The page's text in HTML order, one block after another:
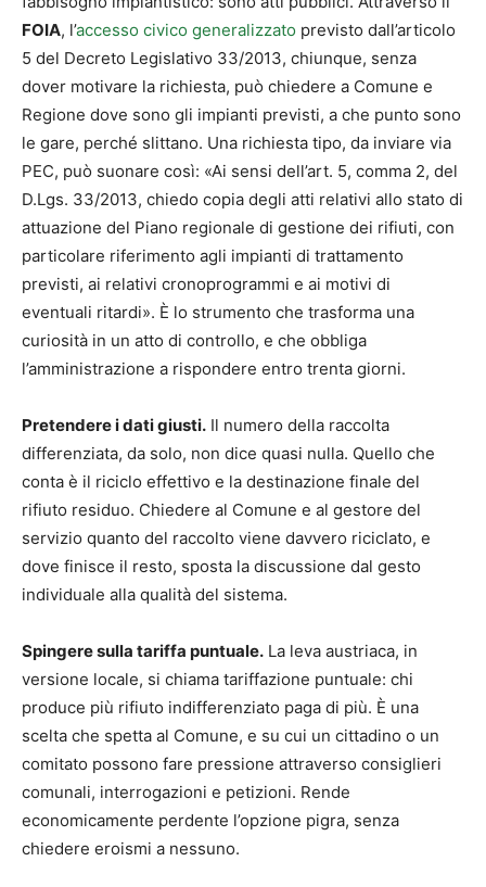
FOIA, l’accesso civico generalizzato previsto dall’articolo
5 del Decreto Legislativo 33/2013, chiunque, senza
dover motivare la richiesta, può chiedere a Comune e
Regione dove sono gli impianti previsti, a che punto sono
le gare, perché slittano. Una richiesta tipo, da inviare via
PEC, può suonare così: «Ai sensi dell’art. 5, comma 2, del
D.Lgs. 33/2013, chiedo copia degli atti relativi allo stato di
attuazione del Piano regionale di gestione dei rifiuti, con
particolare riferimento agli impianti di trattamento
previsti, ai relativi cronoprogrammi e ai motivi di
eventuali ritardi». È lo strumento che trasforma una
curiosità in un atto di controllo, e che obbliga
l’amministrazione a rispondere entro trenta giorni.
Pretendere i dati giusti. Il numero della raccolta
differenziata, da solo, non dice quasi nulla. Quello che
conta è il riciclo effettivo e la destinazione finale del
rifiuto residuo. Chiedere al Comune e al gestore del
servizio quanto del raccolto viene davvero riciclato, e
dove finisce il resto, sposta la discussione dal gesto
individuale alla qualità del sistema.
Spingere sulla tariffa puntuale. La leva austriaca, in
versione locale, si chiama tariffazione puntuale: chi
produce più rifiuto indifferenziato paga di più. È una
scelta che spetta al Comune, e su cui un cittadino o un
comitato possono fare pressione attraverso consiglieri
comunali, interrogazioni e petizioni. Rende
economicamente perdente l’opzione pigra, senza
chiedere eroismi a nessuno.